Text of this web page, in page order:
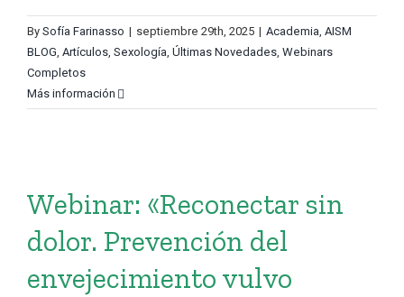
By Sofía Farinasso | septiembre 29th, 2025 | Academia, AISM
BLOG, Artículos, Sexología, Últimas Novedades, Webinars
Completos
Más información
Webinar: «Reconectar sin
dolor. Prevención del
envejecimiento vulvo